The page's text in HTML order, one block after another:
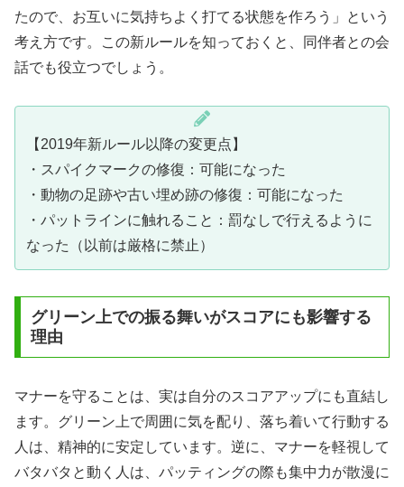
たので、お互いに気持ちよく打てる状態を作ろう」という
考え方です。この新ルールを知っておくと、同伴者との会
話でも役立つでしょう。
【2019年新ルール以降の変更点】
・スパイクマークの修復：可能になった
・動物の足跡や古い埋め跡の修復：可能になった
・パットラインに触れること：罰なしで行えるように
なった（以前は厳格に禁止）
グリーン上での振る舞いがスコアにも影響する
理由
マナーを守ることは、実は自分のスコアアップにも直結し
ます。グリーン上で周囲に気を配り、落ち着いて行動する
人は、精神的に安定しています。逆に、マナーを軽視して
バタバタと動く人は、パッティングの際も集中力が散漫に